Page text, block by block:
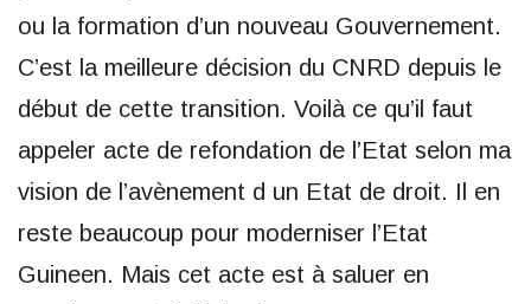
ou la formation d’un nouveau Gouvernement.
C’est la meilleure décision du CNRD depuis le
début de cette transition. Voilà ce qu’il faut
appeler acte de refondation de l’Etat selon ma
vision de l’avènement d un Etat de droit. Il en
reste beaucoup pour moderniser l’Etat
Guineen. Mais cet acte est à saluer en